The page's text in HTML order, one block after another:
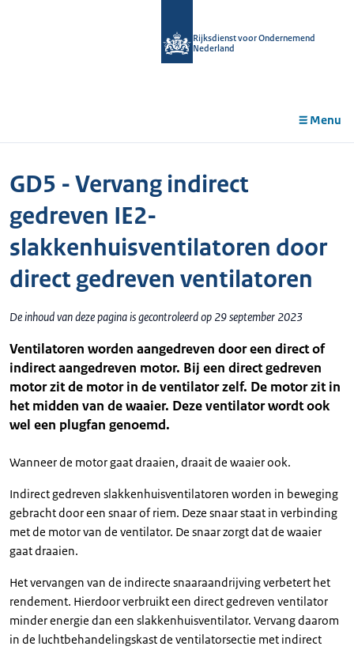
Rijksdienst voor Ondernemend
Nederland
Menu
GD5 - Vervang indirect
gedreven IE2-
slakkenhuisventilatoren door
direct gedreven ventilatoren
De inhoud van deze pagina is gecontroleerd op 29 september 2023
Ventilatoren worden aangedreven door een direct of
indirect aangedreven motor. Bij een direct gedreven
motor zit de motor in de ventilator zelf. De motor zit in
het midden van de waaier. Deze ventilator wordt ook
wel een plugfan genoemd.
Wanneer de motor gaat draaien, draait de waaier ook.
Indirect gedreven slakkenhuisventilatoren worden in beweging
gebracht door een snaar of riem. Deze snaar staat in verbinding
met de motor van de ventilator. De snaar zorgt dat de waaier
gaat draaien.
Het vervangen van de indirecte snaaraandrijving verbetert het
rendement. Hierdoor verbruikt een direct gedreven ventilator
minder energie dan een slakkenhuisventilator. Vervang daarom
in de luchtbehandelingskast de ventilatorsectie met indirect